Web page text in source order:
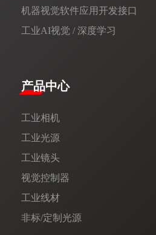
机器视觉软件应用开发接口
工业AI视觉 / 深度学习
产品中心
工业相机
工业光源
工业镜头
视觉控制器
工业线材
非标/定制光源